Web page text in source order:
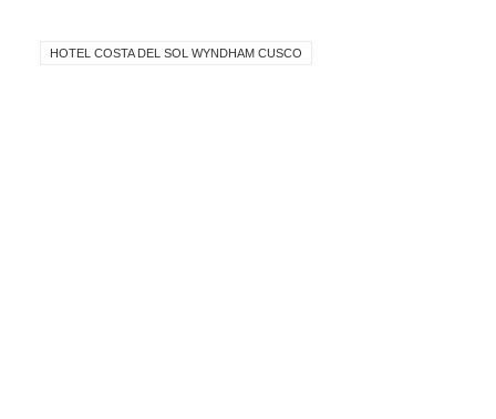
HOTEL COSTA DEL SOL WYNDHAM CUSCO